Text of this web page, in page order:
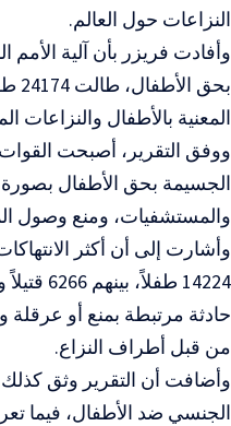
النزاعات حول العالم.
المعنية بالأطفال والنزاعات
ووفق التقرير، أصبحت القوات
الجسيمة بحق الأطفال
والمستشفيات، ومنع وصول
من قبل أطراف النزاع.